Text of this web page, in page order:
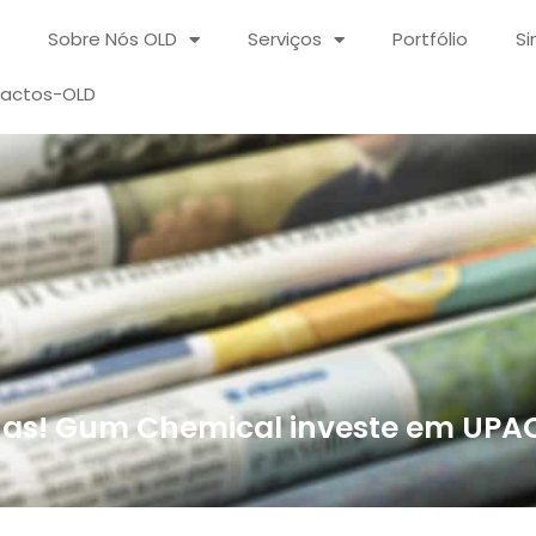
Sobre Nós OLD Serviços Portfólio
OLD
Gum Chemical investe em